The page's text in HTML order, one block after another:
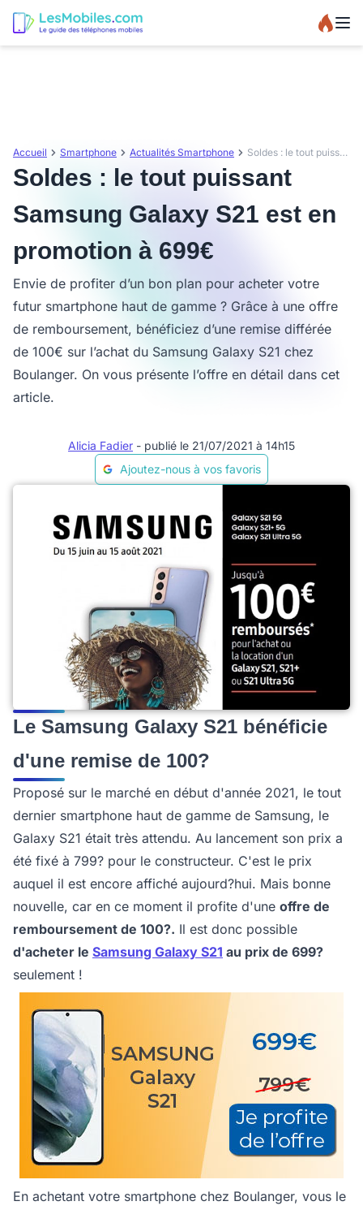
Accueil Smartphone Actualités Smartphone Soldes : le tout puissant Samsung Galaxy S21 est en promotion à 699€
Soldes : le tout puissant
Samsung Galaxy S21 est en
promotion à 699€
Envie de profiter d’un bon plan pour acheter votre
futur smartphone haut de gamme ? Grâce à une offre
de remboursement, bénéficiez d’une remise différée
de 100€ sur l’achat du Samsung Galaxy S21 chez
Boulanger. On vous présente l’offre en détail dans cet
article.
Alicia Fadier - publié le 21/07/2021 à 14h15
Ajoutez-nous à vos favoris
Le Samsung Galaxy S21 bénéficie
d'une remise de 100?
Proposé sur le marché en début d'année 2021, le tout
dernier smartphone haut de gamme de Samsung, le
Galaxy S21 était très attendu. Au lancement son prix a
été fixé à 799? pour le constructeur. C'est le prix
auquel il est encore affiché aujourd?hui. Mais bonne
nouvelle, car en ce moment il profite d'une offre de
remboursement de 100?. Il est donc possible
d'acheter le Samsung Galaxy S21 au prix de 699?
seulement !
En achetant votre smartphone chez Boulanger, vous le